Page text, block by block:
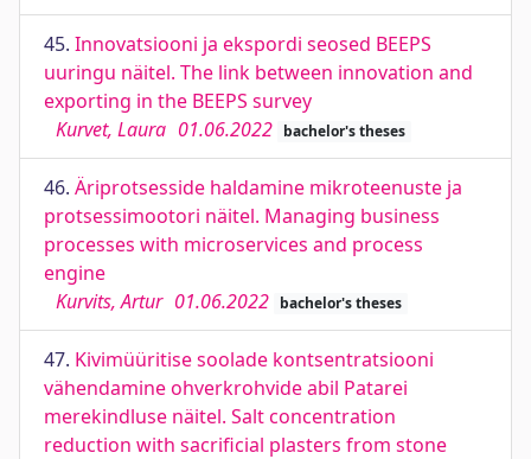
45. Innovatsiooni ja ekspordi seosed BEEPS
uuringu näitel. The link between innovation and
exporting in the BEEPS survey
Kurvet, Laura 01.06.2022 bachelor's theses
46. Äriprotsesside haldamine mikroteenuste ja
protsessimootori näitel. Managing business
processes with microservices and process
engine
Kurvits, Artur 01.06.2022 bachelor's theses
47. Kivimüüritise soolade kontsentratsiooni
vähendamine ohverkrohvide abil Patarei
merekindluse näitel. Salt concentration
reduction with sacrificial plasters from stone